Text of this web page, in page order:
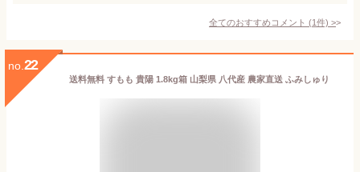
全てのおすすめコメント (1件) >
no. 22
送料無料 すもも 貴陽 1.8kg箱 山梨県 八代産 農家直送 ふみしゅり